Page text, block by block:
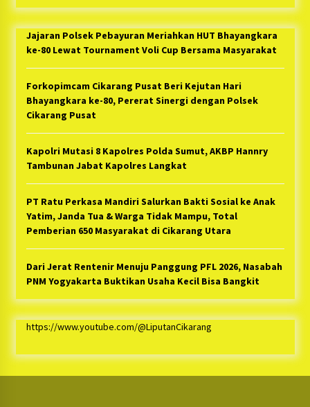
Jajaran Polsek Pebayuran Meriahkan HUT Bhayangkara
ke-80 Lewat Tournament Voli Cup Bersama Masyarakat
Forkopimcam Cikarang Pusat Beri Kejutan Hari
Bhayangkara ke-80, Pererat Sinergi dengan Polsek
Cikarang Pusat
Kapolri Mutasi 8 Kapolres Polda Sumut, AKBP Hannry
Tambunan Jabat Kapolres Langkat
PT Ratu Perkasa Mandiri Salurkan Bakti Sosial ke Anak
Yatim, Janda Tua & Warga Tidak Mampu, Total
Pemberian 650 Masyarakat di Cikarang Utara
Dari Jerat Rentenir Menuju Panggung PFL 2026, Nasabah
PNM Yogyakarta Buktikan Usaha Kecil Bisa Bangkit
https://www.youtube.com/@LiputanCikarang